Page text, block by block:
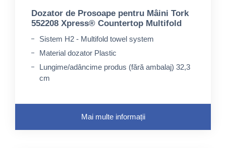
Dozator de Prosoape pentru Mâini Tork
552208 Xpress® Countertop Multifold
Sistem H2 - Multifold towel system
Material dozator Plastic
Lungime/adâncime produs (fără ambalaj) 32,3
cm
Mai multe informații